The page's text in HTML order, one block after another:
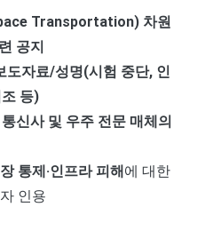
Transportation) 차원
공지
도자료/성명(시험 중단, 인
등)
신사 및 우주 전문 매체의
통제·인프라 피해 에 대한
인용